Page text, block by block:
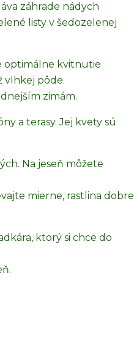
záhrade nádych
listy v šedozelenej
optimálne kvitnutie
vlhkej pôde.
zimám.
a terasy. Jej kvety sú
Na jeseň môžete
mierne, rastlina dobre
ktorý si chce do